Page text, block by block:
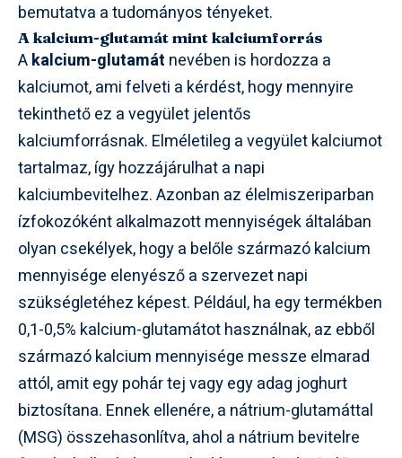
bemutatva a tudományos tényeket.
A kalcium-glutamát mint kalciumforrás
Akalcium-glutamát nevében is hordozza a
kalciumot, ami felveti a kérdést, hogy mennyire
tekinthető ez a vegyület jelentős
kalciumforrásnak. Elméletileg a vegyület kalciumot
tartalmaz, így hozzájárulhat a napi
kalciumbevitelhez. Azonban az élelmiszeriparban
ízfokozóként alkalmazott mennyiségek általában
olyan csekélyek, hogy a belőle származó kalcium
mennyisége elenyésző a szervezet napi
szükségletéhez képest. Például, ha egy termékben
0,1-0,5% kalcium-glutamátot használnak, az ebből
származó kalcium mennyisége messze elmarad
attól, amit egy pohár tej vagy egy adag joghurt
biztosítana. Ennek ellenére, a nátrium-glutamáttal
(MSG) összehasonlítva, ahol a nátrium bevitelre